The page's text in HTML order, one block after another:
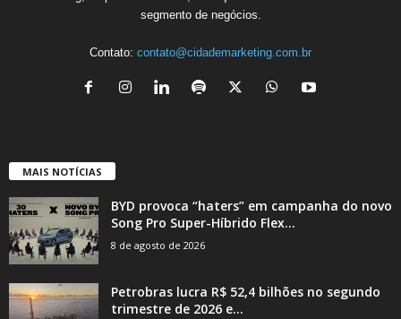
segmento de negócios.
Contato: contato@cidademarketing.com.br
MAIS NOTÍCIAS
BYD provoca “haters” em campanha do novo
Song Pro Super-Híbrido Flex...
8 de agosto de 2026
Petrobras lucra R$ 52,4 bilhões no segundo
trimestre de 2026 e...